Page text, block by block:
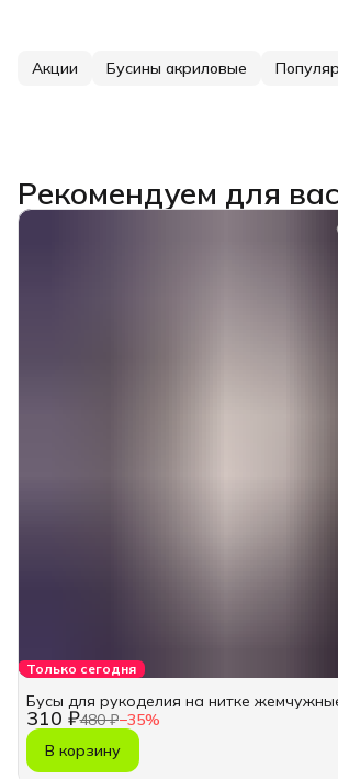
Акции Бусины акриловые
Рекомендуем для вас
Только сегодня
310 ₽480 ₽−35%
Бусы для рукоделия на нитке
В корзину